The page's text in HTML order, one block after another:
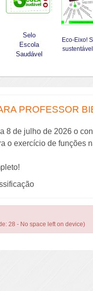
Selo
Escola
Saudável
Eco-Eixo!
PROFESSOR
8 de julho de 2026 o
o exercício de funções
28 - No space left on device)